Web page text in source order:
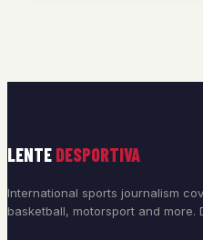
LENTE DESPORTIVA
International sports journalism
basketball, motorsport and more.